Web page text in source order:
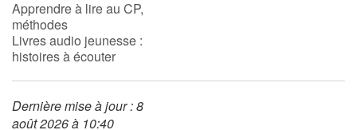
Actualités
Rencontres et témoignages
Apprendre à lire au CP,
méthodes
Livres audio jeunesse :
histoires à écouter
Dernière mise à jour : 8
août 2026 à 10:40